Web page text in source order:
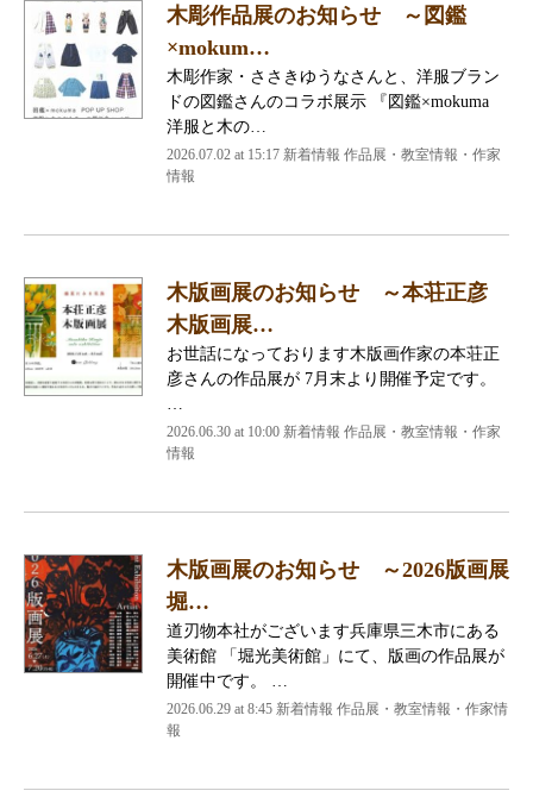
木彫作品展のお知らせ ～図鑑
×mokum…
木彫作家・ささきゆうなさんと、洋服ブラン
ドの図鑑さんのコラボ展示 『図鑑×mokuma
洋服と木の…
2026.07.02 at 15:17 新着情報 作品展・教室情報・作家
情報
木版画展のお知らせ ～本荘正彦
木版画展…
お世話になっております木版画作家の本荘正
彦さんの作品展が 7月末より開催予定です。
2026.06.30 at 10:00 新着情報 作品展・教室情報・作家
情報
木版画展のお知らせ ～2026版画展
堀…
道刃物本社がございます兵庫県三木市にある
美術館 「堀光美術館」にて、版画の作品展が
開催中です。 …
2026.06.29 at 8:45 新着情報 作品展・教室情報・作家情
報